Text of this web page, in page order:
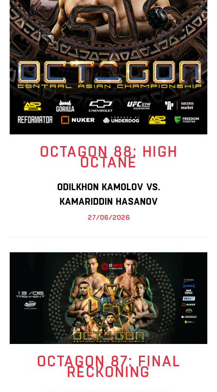
OCTAGON 88: HIGH
OCTANE
ODILKHON KAMOLOV VS.
KAMARIDDIN HASANOV
27/06/2026
OCTAGON 87: FINAL
RECKONING